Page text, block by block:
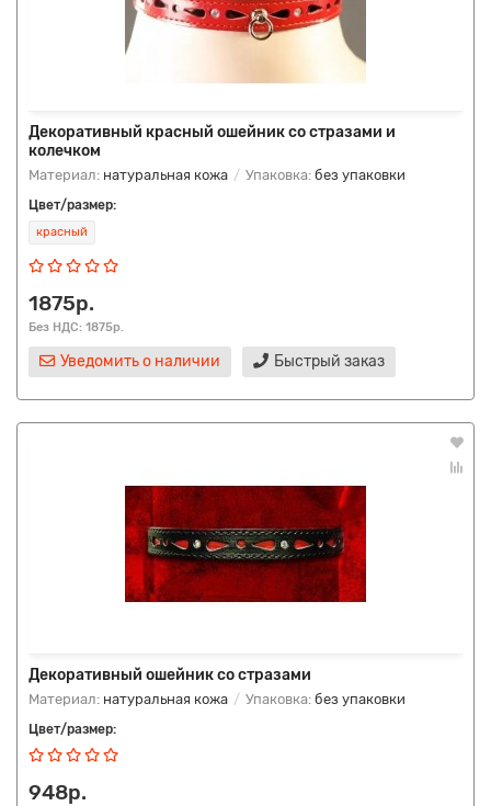
Декоративный красный ошейник со стразами и
колечком
Материал: натуральная кожа Упаковка: без упаковки
Цвет/размер:
красный
1875р.
Без НДС: 1875р.
Уведомить о наличии Быстрый заказ
Декоративный ошейник со стразами
Материал: натуральная кожа Упаковка: без упаковки
Цвет/размер:
948р.